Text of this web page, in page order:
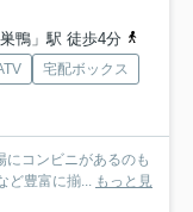
鴨」駅 徒歩4分
宅配ボックス
にコンビニがあるのも
ど豊富に揃...
もっと見